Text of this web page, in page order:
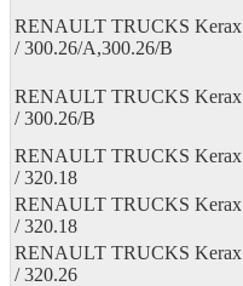
RENAULT TRUCKS Kerax
/ 300.26/A,300.26/B
RENAULT TRUCKS Kerax
/ 300.26/B
RENAULT TRUCKS Kerax
/ 320.18
RENAULT TRUCKS Kerax
/ 320.18
RENAULT TRUCKS Kerax
/ 320.26